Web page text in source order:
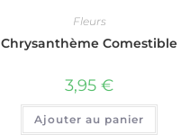
Fleurs
Chrysanthème Comestible
3,95 €
Ajouter au panier